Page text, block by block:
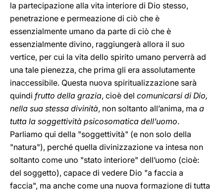
la partecipazione alla vita interiore di Dio stesso,
penetrazione e permeazione di ciò che è
essenzialmente umano da parte di ciò che è
essenzialmente divino, raggiungerà allora il suo
vertice, per cui la vita dello spirito umano perverrà ad
una tale pienezza, che prima gli era assolutamente
inaccessibile. Questa nuova spiritualizzazione sarà
quindi frutto della grazia, cioè del comunicarsi di Dio,
nella sua stessa divinità, non soltanto all’anima, ma a
tutta la soggettività psicosomatica dell’uomo.
Parliamo qui della "soggettività" (e non solo della
"natura"), perché quella divinizzazione va intesa non
soltanto come uno "stato interiore" dell’uomo (cioè:
del soggetto), capace di vedere Dio "a faccia a
faccia", ma anche come una nuova formazione di tutta